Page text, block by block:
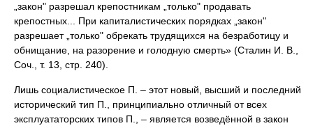
„закон" разрешал крепостникам „только" продавать
крепостных... При капиталистических порядках „закон"
разрешает „только" обрекать трудящихся на безработицу и
обнищание, на разорение и голодную смерть» (Сталин И. В.,
Соч., т. 13, стр. 240).
Лишь социалистическое П. – этот новый, высший и последний
исторический тип П., принципиально отличный от всех
эксплуататорских типов П., – является возведённой в закон